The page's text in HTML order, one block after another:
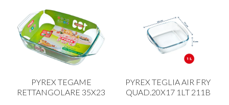
PYREX TEGAME
RETTANGOLARE 35X23
PYREX TEGLIA AIR FRY
QUAD.20X17 1LT 211B